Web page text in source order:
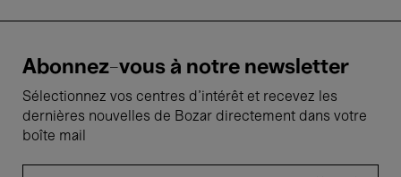
Abonnez-vous à notre newsletter
Sélectionnez vos centres d'intérêt et recevez les
dernières nouvelles de Bozar directement dans votre
boîte mail